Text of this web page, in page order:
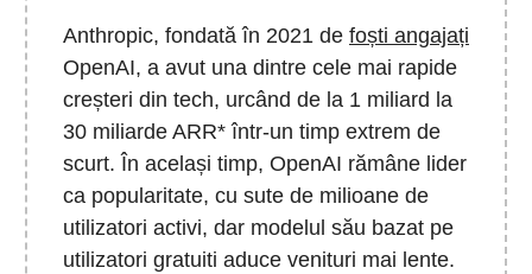
Anthropic, fondată în 2021 de foști angajați
OpenAI, a avut una dintre cele mai rapide
creșteri din tech, urcând de la 1 miliard la
30 miliarde ARR* într-un timp extrem de
scurt. În același timp, OpenAI rămâne lider
ca popularitate, cu sute de milioane de
utilizatori activi, dar modelul său bazat pe
utilizatori gratuiti aduce venituri mai lente.